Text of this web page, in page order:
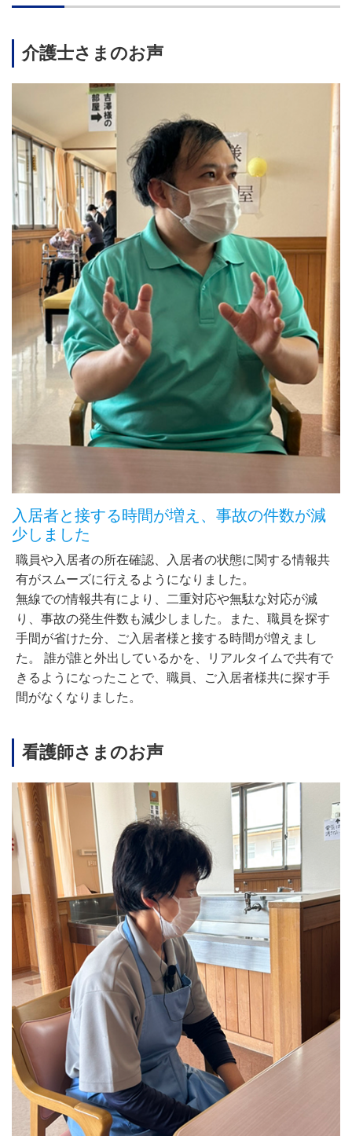
介護士さまのお声
入居者と接する時間が増え、事故の件数が減
少しました
職員や入居者の所在確認、入居者の状態に関する情報共
有がスムーズに行えるようになりました。
無線での情報共有により、二重対応や無駄な対応が減
り、事故の発生件数も減少しました。また、職員を探す
手間が省けた分、ご入居者様と接する時間が増えまし
た。 誰が誰と外出しているかを、リアルタイムで共有で
きるようになったことで、職員、ご入居者様共に探す手
間がなくなりました。
看護師さまのお声